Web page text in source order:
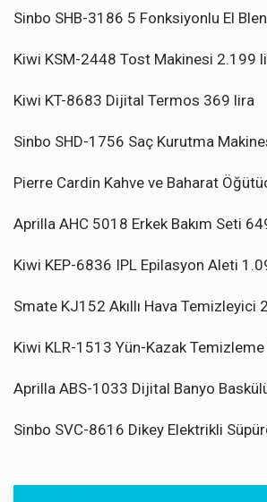
Sinbo SHB-3186 5 Fonksiyonlu El
Kiwi KSM-2448 Tost Makinesi 2.199
Kiwi KT-8683 Dijital Termos 369 lira
Sinbo SHD-1756 Saç Kurutma
Pierre Cardin Kahve ve Baharat
Aprilla AHC 5018 Erkek Bakım Seti
Kiwi KEP-6836 IPL Epilasyon Aleti
Smate KJ152 Akıllı Hava Temizleyici
Kiwi KLR-1513 Yün-Kazak
Aprilla ABS-1033 Dijital Banyo
Sinbo SVC-8616 Dikey Elektrikli